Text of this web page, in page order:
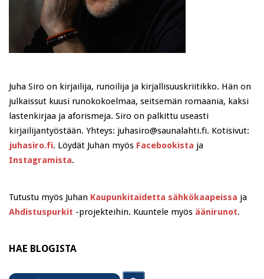
Juha Siro on kirjailija, runoilija ja kirjallisuuskriitikko. Hän on
julkaissut kuusi runokokoelmaa, seitsemän romaania, kaksi
lastenkirjaa ja aforismeja. Siro on palkittu useasti
kirjailijantyöstään. Yhteys: juhasiro@saunalahti.fi. Kotisivut:
juhasiro.fi. Löydät Juhan myös Facebookista ja
Instagramista.
Tutustu myös Juhan Kaupunkitaidetta sähkökaapeissa ja
Ahdistuspurkit -projekteihin. Kuuntele myös äänirunot.
HAE BLOGISTA
Search